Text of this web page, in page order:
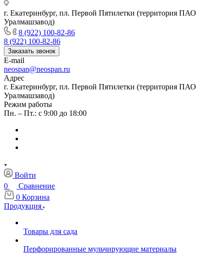
г. Екатеринбург, пл. Первой Пятилетки (территория ПАО
Уралмашзавод)
8 (922) 100-82-86
8 (922) 100-82-86
Заказать звонок
E-mail
neospan@neospan.ru
Адрес
г. Екатеринбург, пл. Первой Пятилетки (территория ПАО
Уралмашзавод)
Режим работы
Пн. – Пт.: с 9:00 до 18:00
Войти
0
Сравнение
0 Корзина
Продукция
Товары для сада
Перфорированные мульчирующие материалы